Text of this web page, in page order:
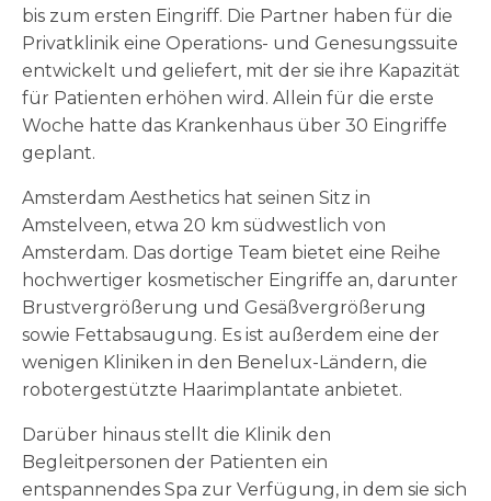
bis zum ersten Eingriff. Die Partner haben für die
Privatklinik eine Operations- und Genesungssuite
entwickelt und geliefert, mit der sie ihre Kapazität
für Patienten erhöhen wird. Allein für die erste
Woche hatte das Krankenhaus über 30 Eingriffe
geplant.
Amsterdam Aesthetics hat seinen Sitz in
Amstelveen, etwa 20 km südwestlich von
Amsterdam. Das dortige Team bietet eine Reihe
hochwertiger kosmetischer Eingriffe an, darunter
Brustvergrößerung und Gesäßvergrößerung
sowie Fettabsaugung. Es ist außerdem eine der
wenigen Kliniken in den Benelux-Ländern, die
robotergestützte Haarimplantate anbietet.
Darüber hinaus stellt die Klinik den
Begleitpersonen der Patienten ein
entspannendes Spa zur Verfügung, in dem sie sich